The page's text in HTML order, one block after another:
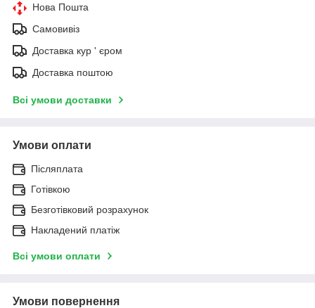
Нова Пошта
Самовивіз
Доставка кур ' єром
Доставка поштою
Всі умови доставки
Умови оплати
Післяплата
Готівкою
Безготівковий розрахунок
Накладений платіж
Всі умови оплати
Умови повернення